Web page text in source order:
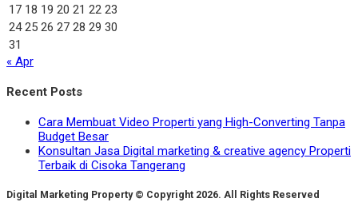
17 18 19 20 21 22 23
24 25 26 27 28 29 30
31
« Apr
Recent Posts
Cara Membuat Video Properti yang High-Converting Tanpa
Budget Besar
Konsultan Jasa Digital marketing & creative agency Properti
Terbaik di Cisoka Tangerang
Digital Marketing Property © Copyright 2026. All Rights Reserved